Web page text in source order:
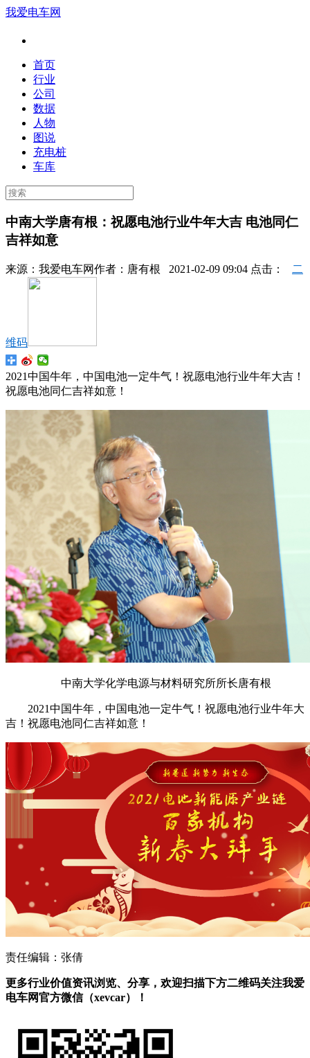
我爱电车网
首页
行业
公司
数据
人物
图说
充电桩
车库
中南大学唐有根：祝愿电池行业牛年大吉 电池同仁
吉祥如意
来源： 我爱电车网作者： 唐有根 2021-02-09 09:04 点击： 二
维码
2021中国牛年，中国电池一定牛气！祝愿电池行业牛年大吉！
祝愿电池同仁吉祥如意！
中南大学化学电源与材料研究所所长唐有根
2021中国牛年，中国电池一定牛气！祝愿电池行业牛年大
吉！祝愿电池同仁吉祥如意！
责任编辑：张倩
更多行业价值资讯浏览、分享，欢迎扫描下方二维码关注我爱
电车网官方微信（xevcar）！